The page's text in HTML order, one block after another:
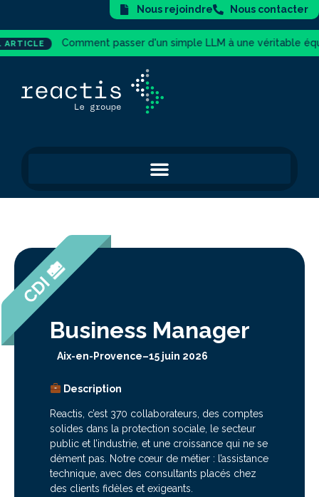
Nous rejoindre Nous contacter
passer d'un simple LLM à une véritable équipe
Business Manager
Aix-en-Provence–15 juin 2026
Description
Reactis, c’est 370 collaborateurs, des comptes
solides dans la protection sociale, le secteur
public et l’industrie, et une croissance qui ne se
dément pas. Notre cœur de métier : l’assistance
technique, avec des consultants placés chez
des clients fidèles et exigeants.